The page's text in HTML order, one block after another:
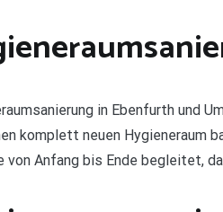
in Ebenfurth und
komplett neuen Hygieneraum
von Anfang bis Ende begleitet,